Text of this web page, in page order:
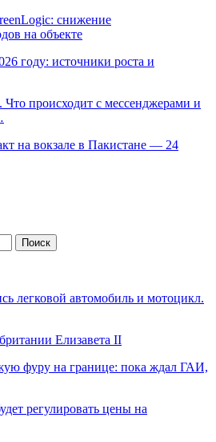
снижение
на объекте
году: источники роста и
происходит с мессенджерами и
на вокзале в Пакистане — 24
легковой автомобиль и мотоцикл.
Елизавета II
фуру на границе: пока ждал ГАИ,
регулировать цены на